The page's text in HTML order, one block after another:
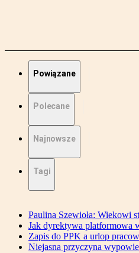
Powiązane
Polecane
Najnowsze
Tagi
Paulina Szewioła: Wiekowi
Jak dyrektywa platformowa
Zapis do PPK a urlop
Niejasna przyczyna